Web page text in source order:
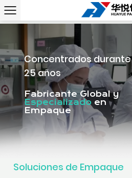
Concentrados durante
25 años
Fabricante Global y
Especializado en
Empaque
Soluciones de Empaque